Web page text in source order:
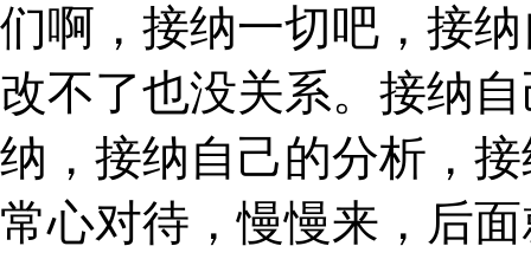
们啊，接纳一切吧，接
改不了也没关系。接纳
纳，接纳自己的分析，
常心对待，慢慢来，后